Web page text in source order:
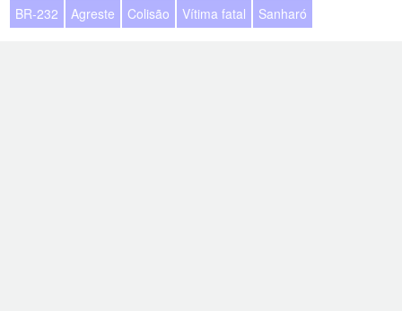
BR-232 Agreste Colisão Vítima fatal Sanharó